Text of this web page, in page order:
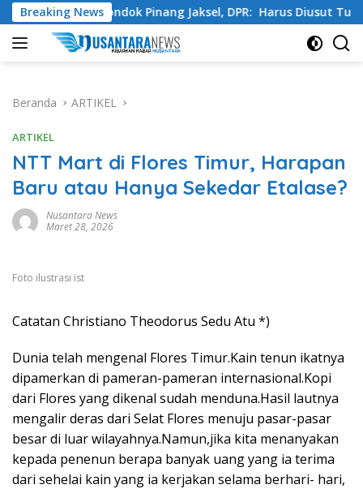
Langsung
ke
konten
Breaking News
Pondok Pinang Jaksel, DPR: Harus Diusut Tuntas
Beranda ARTIKEL
ARTIKEL
NTT Mart di Flores Timur, Harapan
Baru atau Hanya Sekedar Etalase?
Nusantara News
Maret 28, 2026
Foto ilustrasi ist
Catatan Christiano Theodorus Sedu Atu *)
Dunia telah mengenal Flores Timur.Kain tenun ikatnya
dipamerkan di pameran-pameran internasional.Kopi
dari Flores yang dikenal sudah menduna.Hasil lautnya
mengalir deras dari Selat Flores menuju pasar-pasar
besar di luar wilayahnya.Namun,jika kita menanyakan
kepada penenun berapa banyak uang yang ia terima
dari sehelai kain yang ia kerjakan selama berhari- hari,